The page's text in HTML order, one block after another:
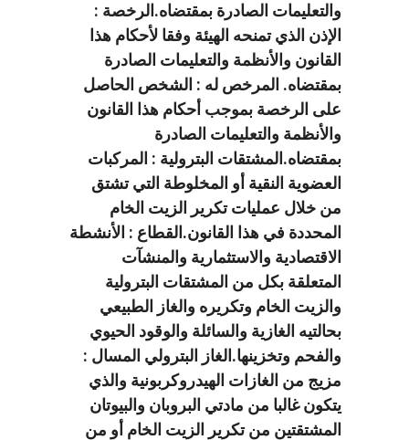
والتعليمات الصادرة بمقتضاه.الرخصة :
الإذن الذي تمنحه الهيئة وفقا لأحكام هذا
القانون والأنظمة والتعليمات الصادرة
بمقتضاه. المرخص له : الشخص الحاصل
على الرخصة بموجب أحكام هذا القانون
والأنظمة والتعليمات الصادرة
بمقتضاه.المشتقات البترولية : المركبات
العضوية النقية أو المخلوطة التي تشتق
من خلال عمليات تكرير الزيت الخام
المحددة في هذا القانون.القطاع : الأنشطة
الاقتصادية والاستثمارية والمنشآت
المتعلقة بكل من المشتقات البترولية
والزيت الخام وتكريره والغاز الطبيعي
بحالتيه الغازية والسائلة والوقود الحيوي
والفحم وتخزينها.الغاز البترولي المسال :
مزيج من الغازات الهيدروكربونية والذي
يتكون غالبا من مادتي البروبان والبيوتان
المشتقتين من تكرير الزيت الخام أو من